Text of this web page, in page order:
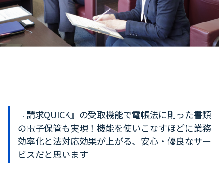
『請求QUICK』の受取機能で電帳法に則った書類
の電子保管も実現！機能を使いこなすほどに業務
効率化と法対応効果が上がる、安心・優良なサー
ビスだと思います